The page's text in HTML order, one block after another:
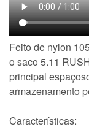
Feito de nylon
o saco 5.11
principal
armazenamento
Características: